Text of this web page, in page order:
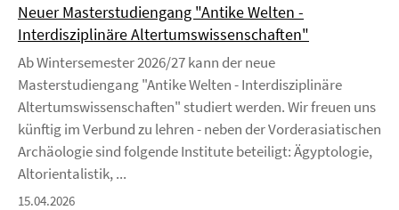
Neuer Masterstudiengang "Antike Welten -
Interdisziplinäre Altertumswissenschaften"
Ab Wintersemester 2026/27 kann der neue
Masterstudiengang "Antike Welten - Interdisziplinäre
Altertumswissenschaften" studiert werden. Wir freuen uns
künftig im Verbund zu lehren - neben der Vorderasiatischen
Archäologie sind folgende Institute beteiligt: Ägyptologie,
Altorientalistik, ...
15.04.2026